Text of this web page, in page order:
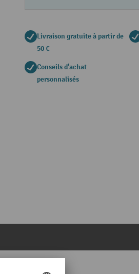
Livraison gratuite à partir de
50 €
Conseils d'achat
personnalisés